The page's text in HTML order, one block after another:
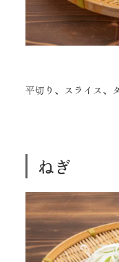
平切り、スライス、
ねぎ